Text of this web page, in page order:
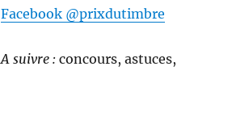
Facebook @prixdutimbre
A suivre :concours, astuces,